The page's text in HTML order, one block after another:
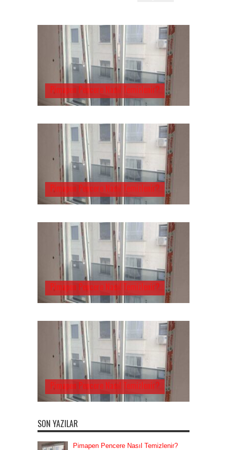
Pimapen Pencere Nasıl Temizlenir?
Pimapen Pencere Nasıl Temizlenir?
Pimapen Pencere Nasıl Temizlenir?
Pimapen Pencere Nasıl Temizlenir?
SON YAZILAR
Pimapen Pencere Nasıl Temizlenir?